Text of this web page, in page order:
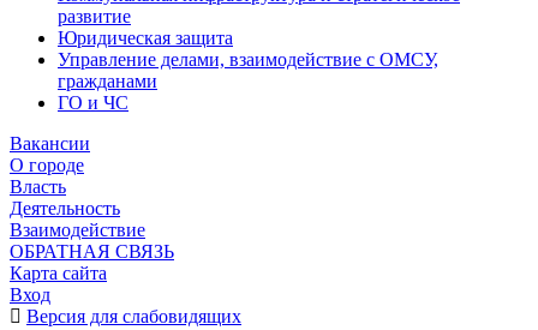
развитие
Юридическая защита
Управление делами, взаимодействие с ОМСУ,
гражданами
ГО и ЧС
Вакансии
О городе
Власть
Деятельность
Взаимодействие
ОБРАТНАЯ СВЯЗЬ
Карта сайта
Вход
Версия для слабовидящих